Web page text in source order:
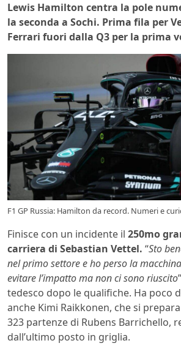
Lewis Hamilton centra la pole
la seconda a Sochi. Prima fila per
Ferrari fuori dalla Q3 per la prima
F1 GP Russia: Hamilton da record. Numeri e
Finisce con un incidente il 250mo
carriera di Sebastian Vettel. “Sto
nel primo settore e ho perso la
evitare l’impatto ma non ci sono riuscito
tedesco dopo le qualifiche. Ha poco
anche Kimi Raikkonen, che si
323 partenze di Rubens Barrichello,
dall’ultimo posto in griglia.